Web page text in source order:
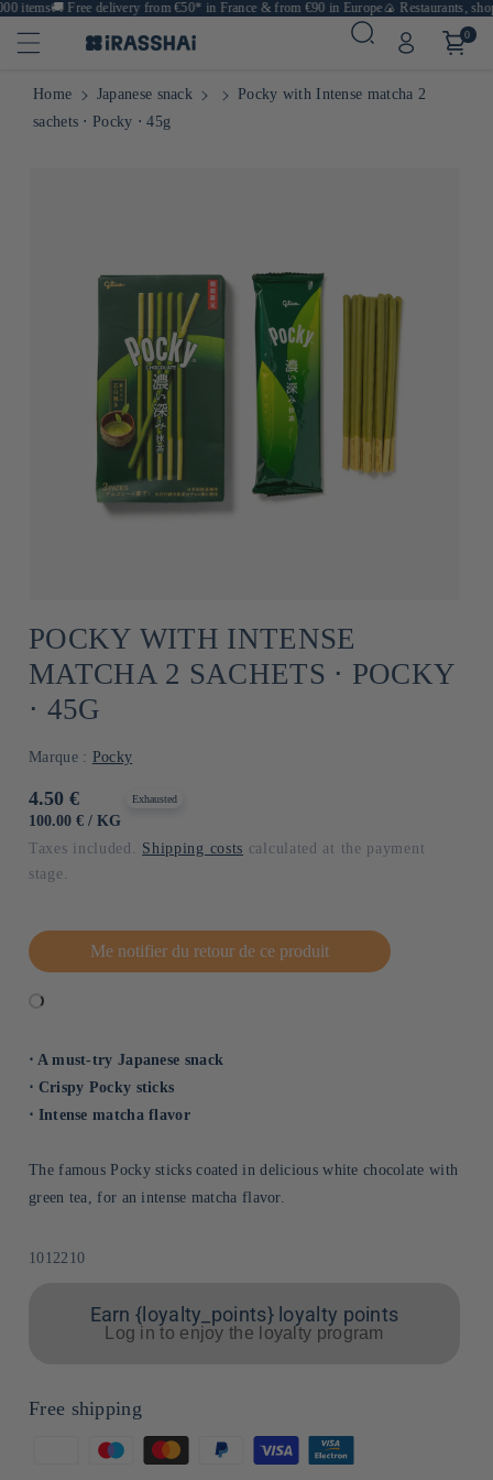
items🚚Free delivery from €50* in France & from €90 in Europe🍙 Restaurants,
0
Home Japanese snack
Pocky with Intense matcha 2
sachets ⋅ Pocky ⋅ 45g
POCKY WITH INTENSE
MATCHA 2 SACHETS ⋅ POCKY
⋅ 45G
Marque : Pocky
Usual
price
4.50 €
UNIT
100.00 € / BY
KG
Exhausted
Taxes included. Shipping costs calculated at the payment
stage.
Me notifier du retour de ce produit
⋅ A must-try Japanese snack
⋅ Crispy Pocky sticks
⋅ Intense matcha flavor
The famous Pocky sticks coated in delicious white chocolate with
green tea, for an intense matcha flavor.
Sku:
1012210
Earn {loyalty_points} loyalty points
Log in to enjoy the loyalty program
Free shipping